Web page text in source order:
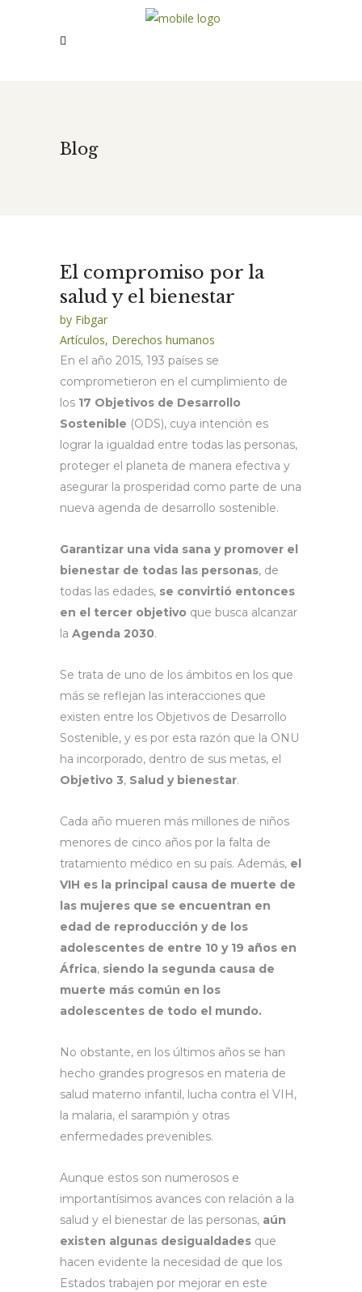
Blog
El compromiso por la
salud y el bienestar
by Fibgar
Artículos, Derechos humanos
En el año 2015, 193 países se
comprometieron en el cumplimiento de
los 17 Objetivos de Desarrollo
Sostenible (ODS), cuya intención es
lograr la igualdad entre todas las personas,
proteger el planeta de manera efectiva y
asegurar la prosperidad como parte de una
nueva agenda de desarrollo sostenible.
Garantizar una vida sana y promover el
bienestar de todas las personas, de
todas las edades, se convirtió entonces
en el tercer objetivo que busca alcanzar
la Agenda 2030.
Se trata de uno de los ámbitos en los que
más se reflejan las interacciones que
existen entre los Objetivos de Desarrollo
Sostenible, y es por esta razón que la ONU
ha incorporado, dentro de sus metas, el
Objetivo 3, Salud y bienestar.
Cada año mueren más millones de niños
menores de cinco años por la falta de
tratamiento médico en su país. Además, el
VIH es la principal causa de muerte de
las mujeres que se encuentran en
edad de reproducción y de los
adolescentes de entre 10 y 19 años en
África, siendo la segunda causa de
muerte más común en los
adolescentes de todo el mundo.
No obstante, en los últimos años se han
hecho grandes progresos en materia de
salud materno infantil, lucha contra el VIH,
la malaria, el sarampión y otras
enfermedades prevenibles.
Aunque estos son numerosos e
importantísimos avances con relación a la
salud y el bienestar de las personas, aún
existen algunas desigualdades que
hacen evidente la necesidad de que los
Estados trabajen por mejorar en este